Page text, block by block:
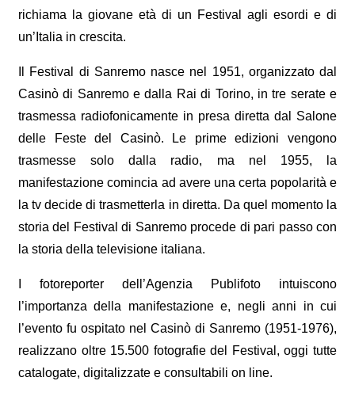
richiama la giovane età di un Festival agli esordi e di
un’Italia in crescita.
Il Festival di Sanremo nasce nel 1951, organizzato dal
Casinò di Sanremo e dalla Rai di Torino, in tre serate e
trasmessa radiofonicamente in presa diretta dal Salone
delle Feste del Casinò. Le prime edizioni vengono
trasmesse solo dalla radio, ma nel 1955, la
manifestazione comincia ad avere una certa popolarità e
la tv decide di trasmetterla in diretta. Da quel momento la
storia del Festival di Sanremo procede di pari passo con
la storia della televisione italiana.
I fotoreporter dell’Agenzia Publifoto intuiscono
l’importanza della manifestazione e, negli anni in cui
l’evento fu ospitato nel Casinò di Sanremo (1951-1976),
realizzano oltre 15.500 fotografie del Festival, oggi tutte
catalogate, digitalizzate e consultabili on line.